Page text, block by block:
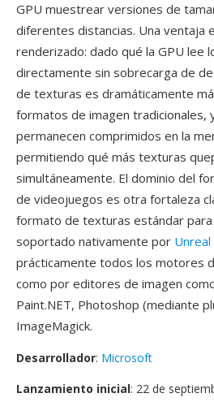
GPU muestrear versiones de
diferentes distancias. Una ventaja
renderizado: dado qué la GPU lee
directamente sin sobrecarga de
de texturas es dramáticamente
formatos de imagen tradicionales,
permanecen comprimidos en la
permitiendo qué más texturas
simultáneamente. El dominio del
de videojuegos es otra fortaleza
formato de texturas estándar para
soportado nativamente por Unreal
prácticamente todos los motores
como por editores de imagen
Paint.NET, Photoshop (mediante
ImageMagick.
Desarrollador: Microsoft
Lanzamiento inicial: 22 de